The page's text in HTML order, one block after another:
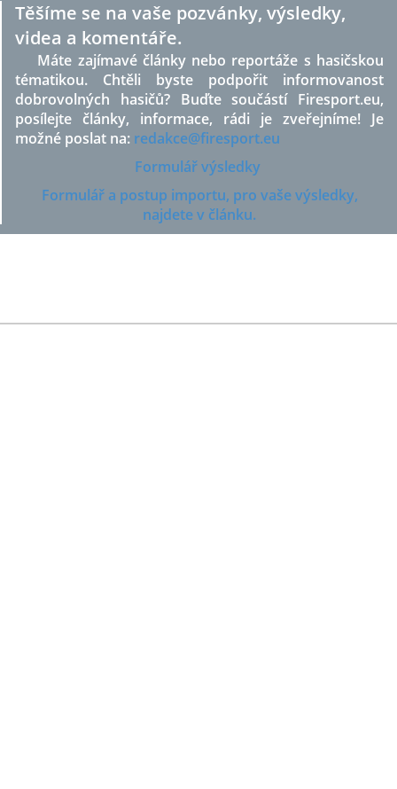
Těšíme se na vaše pozvánky, výsledky,
videa a komentáře.
Máte zajímavé články nebo reportáže s hasičskou
tématikou. Chtěli byste podpořit informovanost
dobrovolných hasičů? Buďte součástí Firesport.eu,
posílejte články, informace, rádi je zveřejníme! Je
možné poslat na: redakce@firesport.eu
Formulář výsledky
Formulář a postup importu, pro vaše výsledky,
najdete v článku.